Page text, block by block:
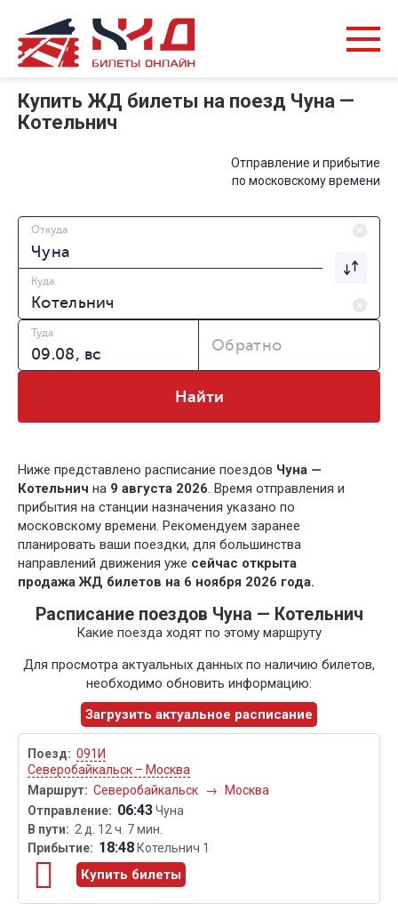
Купить ЖД билеты на поезд Чуна —
Котельнич
Отправление и прибытие
по московскому времени
Откуда
Куда
Туда
Обратно
Найти
Ниже представлено расписание поездов Чуна —
Котельнич на 9 августа 2026. Время отправления и
прибытия на станции назначения указано по
московскому времени. Рекомендуем заранее
планировать ваши поездки, для большинства
направлений движения уже сейчас открыта
продажа ЖД билетов на 6 ноября 2026 года.
Расписание поездов Чуна — Котельнич
Какие поезда ходят по этому маршруту
Для просмотра актуальных данных по наличию билетов,
необходимо обновить информацию:
Загрузить актуальное расписание
091И
Северобайкальск – Москва
Северобайкальск
→ Москва
06:43Чуна
2 д. 12 ч. 7 мин.
18:48 Котельнич 1
Купить билеты